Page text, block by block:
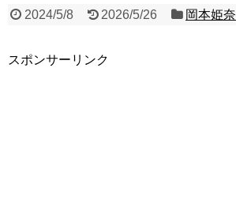
2024/5/8 2026/5/26 岡本姫奈
スポンサーリンク